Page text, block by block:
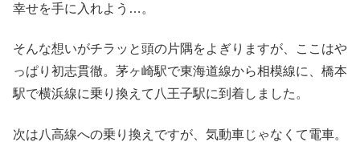
幸せを手に入れよう…。
そんな想いがチラッと頭の片隅をよぎりますが、ここはや
っぱり初志貫徹。茅ヶ崎駅で東海道線から相模線に、橋本
駅で横浜線に乗り換えて八王子駅に到着しました。
次は八高線への乗り換えですが、気動車じゃなくて電車。